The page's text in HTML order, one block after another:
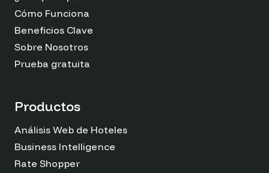
Cómo Funciona
Beneficios Clave
Sobre Nosotros
Prueba gratuita
Productos
Análisis Web de Hoteles
Business Intelligence
Rate Shopper